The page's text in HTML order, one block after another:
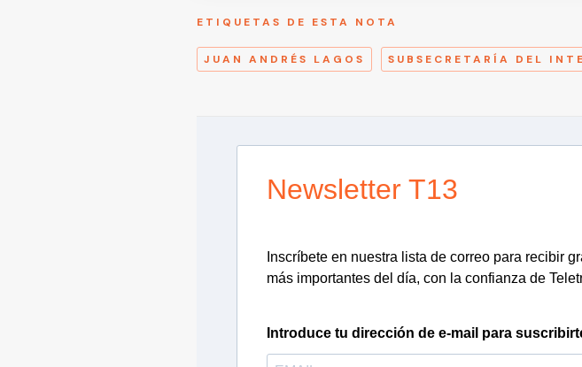
ETIQUETAS DE ESTA NOTA
JUAN ANDRÉS LAGOS SUBSECRETARÍA DEL
Newsletter T13
Inscríbete en nuestra lista de correo para recibir
más importantes del día, con la confianza de
Introduce tu dirección de e-mail para